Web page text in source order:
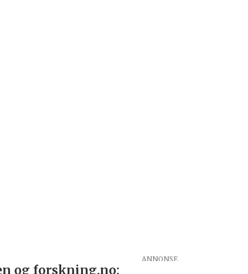
og forskning.no: